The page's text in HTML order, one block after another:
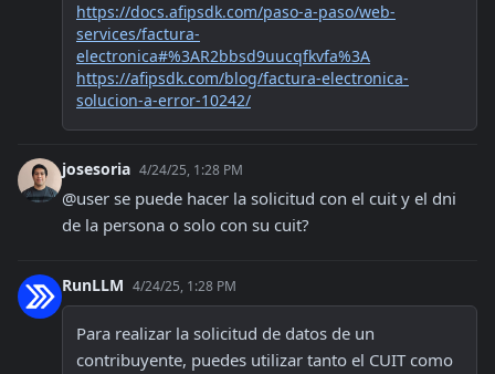
https://docs.afipsdk.com/paso-a-paso/web-
services/factura-
electronica#%3AR2bbsd9uucqfkvfa%3A
https://afipsdk.com/blog/factura-electronica-
solucion-a-error-10242/
josesoria 4/24/25, 1:28 PM
@user se puede hacer la solicitud con el cuit y el dni
de la persona o solo con su cuit?
RunLLM 4/24/25, 1:28 PM
Para realizar la solicitud de datos de un
contribuyente, puedes utilizar tanto el CUIT como